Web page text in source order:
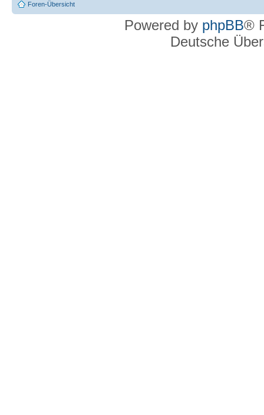
Foren-Übersicht
Powered by phpBB®
Deutsche